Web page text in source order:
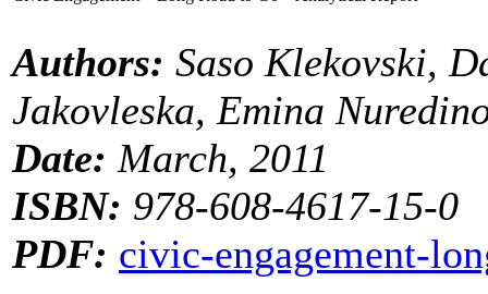
Authors: Saso Klekovski,
Jakovleska, Emina
Date: March, 2011
ISBN: 978-608-4617-15-0
PDF: civic-engagement-